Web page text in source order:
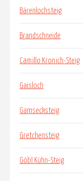
Bärenlochsteig
Brandschneide
Camillo Kronich-Steig
Gaisloch
Gamsecksteig
Gretchensteig
Göbl Kühn-Steig